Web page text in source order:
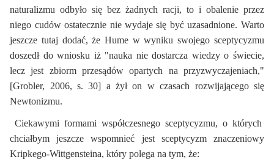
naturalizmu odbyło się bez żadnych racji, to i obalenie przez
niego cudów ostatecznie nie wydaje się być uzasadnione. Warto
jeszcze tutaj dodać, że Hume w wyniku swojego sceptycyzmu
doszedł do wniosku iż "nauka nie dostarcza wiedzy o świecie,
lecz jest zbiorm przesądów opartych na przyzwyczajeniach,"
[Grobler, 2006, s. 30] a żył on w czasach rozwijającego się
Newtonizmu.
Ciekawymi formami współczesnego sceptycyzmu, o których
chciałbym jeszcze wspomnieć jest sceptycyzm znaczeniowy
Kripkego-Wittgensteina, który polega na tym, że: